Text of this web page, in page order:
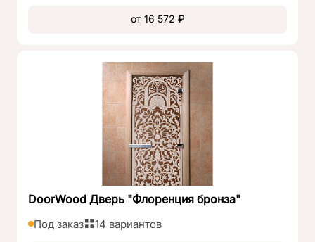
от 16 572 ₽
DoorWood Дверь "Флоренция бронза"
Под заказ 14 вариантов